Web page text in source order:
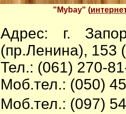
"Mybay" (
Адрес: г.
(пр.Ленина), 153
Тел.: (061) 270-
Моб.тел.: (050)
Моб.тел.: (097)